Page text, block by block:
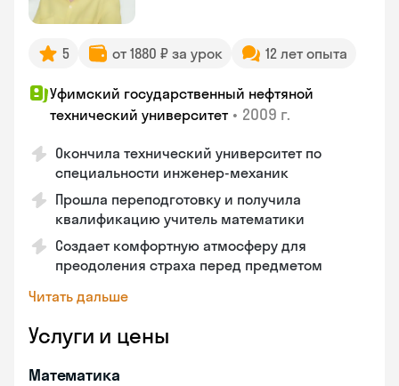
5 от 1880 ₽ за урок 12 лет опыта
Уфимский государственный нефтяной
технический университет • 2009 г.
Окончила технический университет по
специальности инженер-механик
Прошла переподготовку и получила
квалификацию учитель математики
Создает комфортную атмосферу для
преодоления страха перед предметом
Читать дальше
Услуги и цены
Математика